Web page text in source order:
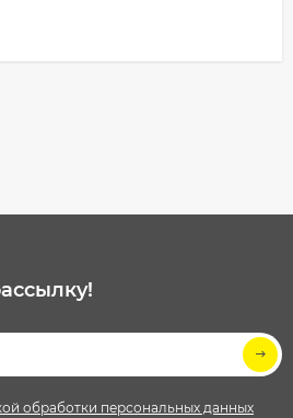
обработки персональных данных